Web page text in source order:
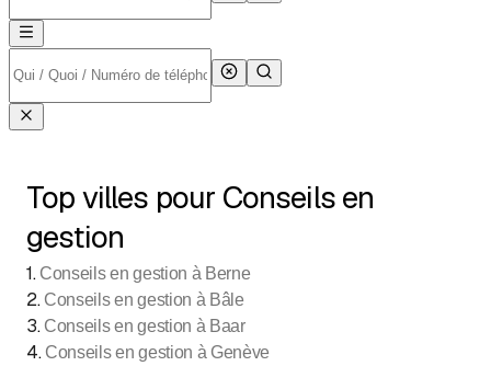
Top villes pour Conseils en
gestion
1. Conseils en gestion à Berne
2. Conseils en gestion à Bâle
3. Conseils en gestion à Baar
4. Conseils en gestion à Genève